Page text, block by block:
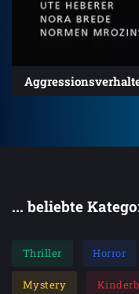
... beliebte
Thriller Horror
Mystery